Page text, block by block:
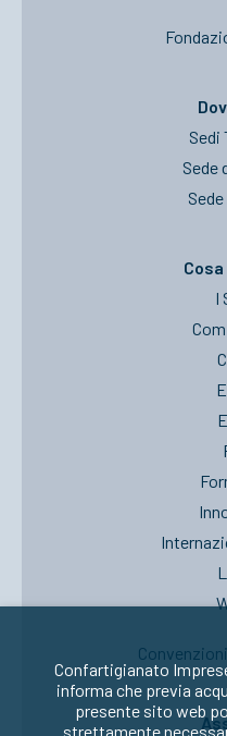
Sedi
Sede
I
Confartigianato
informa che previa
presente sito web
strettamente